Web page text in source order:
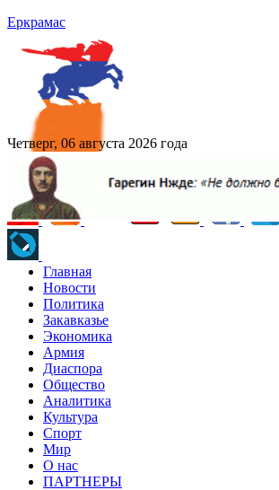
Еркрамас
Четверг, 06 августа 2026 года
Главная
Новости
Политика
Закавказье
Экономика
Армия
Диаспора
Общество
Аналитика
Культура
Спорт
Мир
О нас
ПАРТНЕРЫ